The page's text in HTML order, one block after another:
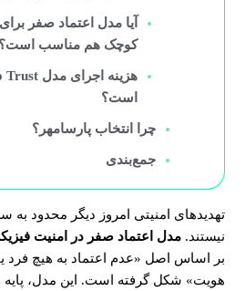
آیا مدل اعتماد صفر
کوچک هم مناسب است؟
است؟
چرا انتخاب پارسامهر؟
جمع‌بندی
تهدیدهای امنیتی امروز دیگر محدود به
نیستند.مدل اعتماد صفر در امنیت
بر اساس اصل «عدم اعتماد به هیچ فرد
هویت» شکل گرفته است. این مدل،